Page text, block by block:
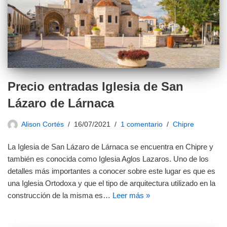
Precio entradas Iglesia de San
Lázaro de Lárnaca
Alison Cortés 16/07/2021 1 comentario Chipre
La Iglesia de San Lázaro de Lárnaca se encuentra en Chipre y
también es conocida como Iglesia Aglos Lazaros. Uno de los
detalles más importantes a conocer sobre este lugar es que es
una Iglesia Ortodoxa y que el tipo de arquitectura utilizado en la
construcción de la misma es… Leer más »